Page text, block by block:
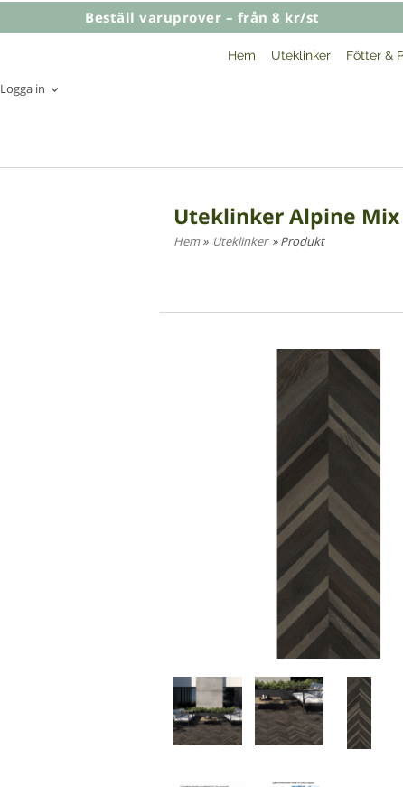
Beställ varuprover – från 8 kr/st
Hem Uteklinker Fötter &
Logga in
Uteklinker Alpine
Hem» Uteklinker » Produkt